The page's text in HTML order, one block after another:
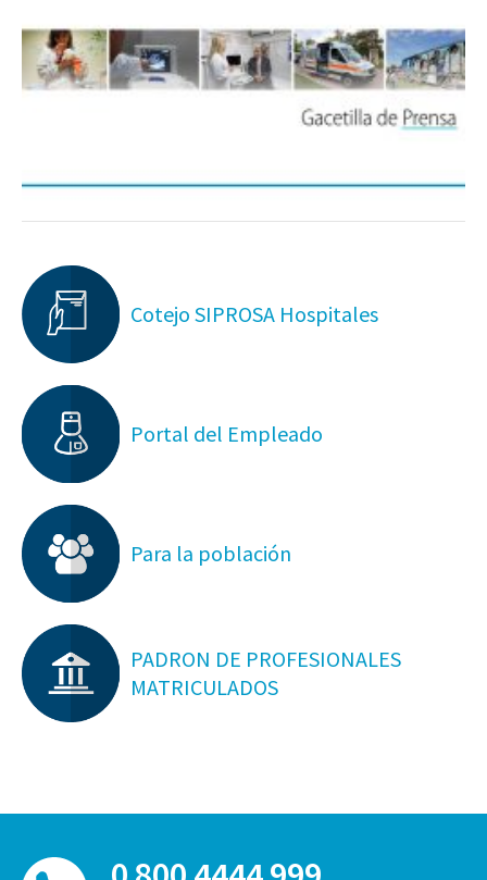
Cotejo SIPROSA Hospitales
Portal del Empleado
Para la población
PADRON DE PROFESIONALES
MATRICULADOS